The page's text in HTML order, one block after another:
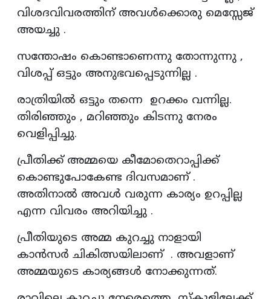
വിശദവിവരത്തിന് അവൾക്കൊരു മെസ്സേജ്
അയച്ചു .
സന്തോഷം കൊണ്ടാണെന്നു തോന്നുന്നു ,
വിശപ്പ് ഒട്ടും അനുഭവപ്പെടുന്നില്ല .
രാത്രിയിൽ ഒട്ടും തന്നെ ഉറക്കം വന്നില്ല.
തിരിഞ്ഞും , മറിഞ്ഞും കിടന്നു നേരം
വെളിപ്പിച്ചു.
പ്രീതിക്ക് അമ്മയെ കീമോതെറാപ്പിക്ക്
കൊണ്ടുപോകേണ്ട ദിവസമാണ് .
അതിനാൽ അവൾ വരുന്ന കാര്യം ഉറപ്പില്ല
എന്ന വിവരം അറിയിച്ചു .
പ്രീതിയുടെ അമ്മ കുറച്ചു നാളായി
കാൻസർ ചികിത്സയിലാണ് . അവളാണ്
അമ്മയുടെ കാര്യങ്ങൾ നോക്കുന്നത്.